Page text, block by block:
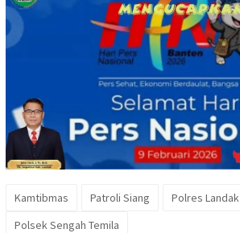
Kamtibmas Patroli Siang
Polres Landak
Polsek Sengah Temila